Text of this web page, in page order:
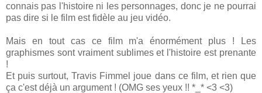
connais pas l'histoire ni les personnages, donc je ne pourrai
pas dire si le film est fidèle au jeu vidéo.
Mais en tout cas ce film m'a énormément plus ! Les
graphismes sont vraiment sublimes et l'histoire est prenante
!
Et puis surtout, Travis Fimmel joue dans ce film, et rien que
ça c'est déjà un argument ! (OMG ses yeux !! *_* <3 <3)